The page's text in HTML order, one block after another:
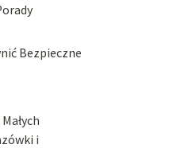
Bezpieczne
i